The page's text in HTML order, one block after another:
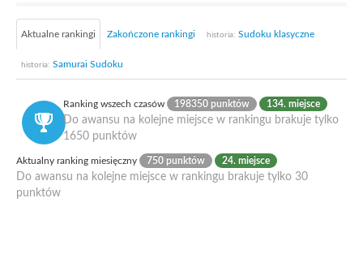
Aktualne rankingi Zakończone rankingi historia: Sudoku klasyczne
historia: Samurai Sudoku
Ranking wszech czasów 198350 punktów 134. miejsce
Do awansu na kolejne miejsce w rankingu brakuje tylko
1650 punktów
Aktualny ranking miesięczny 750 punktów 24. miejsce
Do awansu na kolejne miejsce w rankingu brakuje tylko 30
punktów